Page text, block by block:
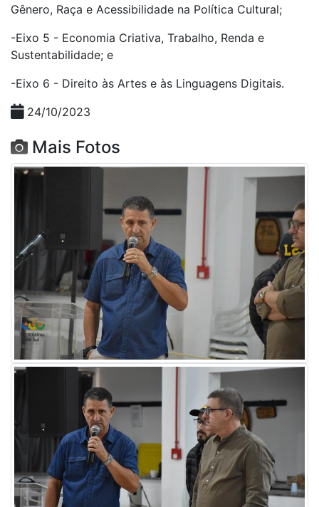
Gênero, Raça e Acessibilidade na Política Cultural;
-Eixo 5 - Economia Criativa, Trabalho, Renda e
Sustentabilidade; e
-Eixo 6 - Direito às Artes e às Linguagens Digitais.
24/10/2023
Mais Fotos